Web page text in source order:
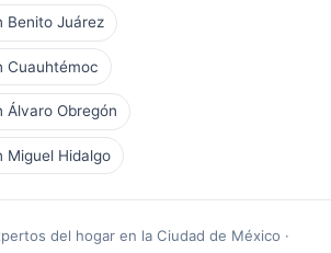
Benito Juárez
Cuauhtémoc
Álvaro Obregón
Miguel Hidalgo
del hogar en la Ciudad de México ·